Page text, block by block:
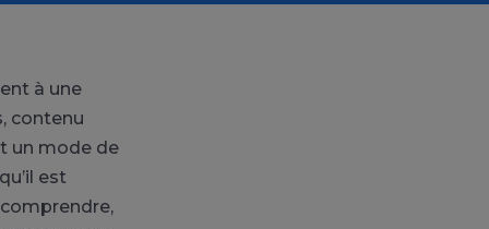
à une
contenu
un mode de
est